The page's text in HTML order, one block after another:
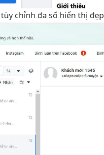
tùy chỉnh đa số hiển thị đẹp